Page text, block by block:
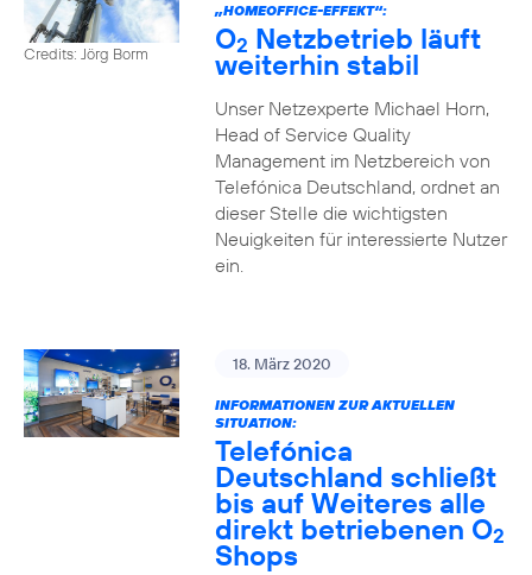
Credits: Jörg Borm
„HOMEOFFICE-EFFEKT“:
O2 Netzbetrieb läuft
weiterhin stabil
Unser Netzexperte Michael Horn,
Head of Service Quality
Management im Netzbereich von
Telefónica Deutschland, ordnet an
dieser Stelle die wichtigsten
Neuigkeiten für interessierte Nutzer
ein.
18. März 2020
INFORMATIONEN ZUR AKTUELLEN
SITUATION:
Telefónica
Deutschland schließt
bis auf Weiteres alle
direkt betriebenen O2
Shops